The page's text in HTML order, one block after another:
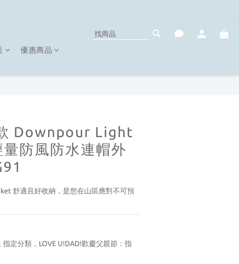
優惠商品
Downpour Light
防風防水連帽外
舒適且好收納，是您在山區應對不可預
指定分類，LOVE U!DAD!歡慶父親節：指